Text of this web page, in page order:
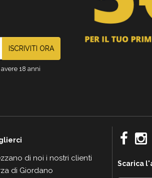
ISCRIVITI ORA
18 anni
di noi i nostri clienti
di Giordano
Scarica